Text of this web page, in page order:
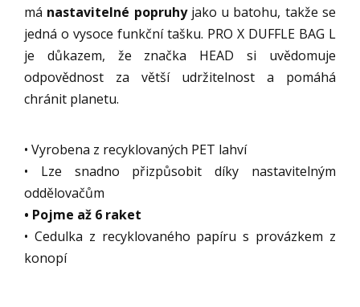
má nastavitelné popruhyjako u batohu, takže se
jedná o vysoce funkční tašku. PRO X DUFFLE BAG L
je důkazem, že značka HEAD si uvědomuje
odpovědnost za větší udržitelnost a pomáhá
chránit planetu.
• Vyrobena z recyklovaných PET lahví
• Lze snadno přizpůsobit díky nastavitelným
oddělovačům
• Pojme až 6 raket
• Cedulka z recyklovaného papíru s provázkem z
konopí